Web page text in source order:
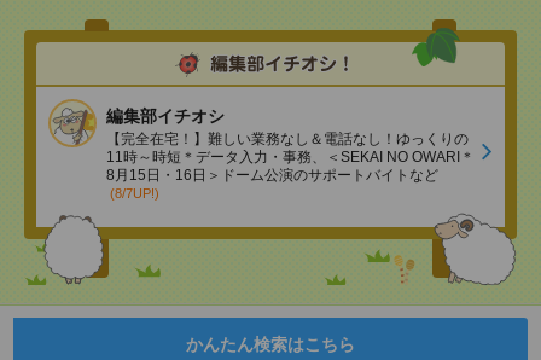
編集部イチオシ
【完全在宅！】難しい業務なし＆電話なし！ゆっくりの
11時～時短＊データ入力・事務、＜SEKAI NO OWARI＊
8月15日・16日＞ドーム公演のサポートバイトなど
(8/7UP!)
かんたん検索はこちら